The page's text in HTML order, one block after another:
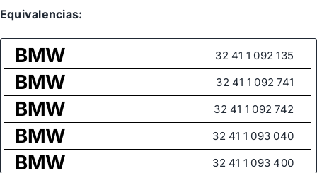
Equivalencias:
BMW 32 41 1 092 135
BMW 32 41 1 092 741
BMW 32 41 1 092 742
BMW 32 41 1 093 040
BMW 32 41 1 093 400